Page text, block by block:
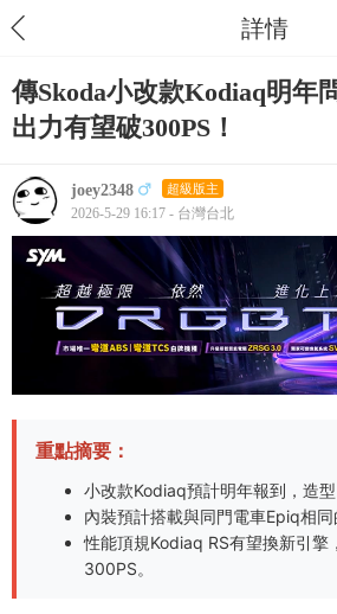
詳情
傳Skoda小改款Kodiaq明年
出力有望破300PS！
joey2348 超級版主
2026-5-29 16:17 - 台灣台北
重點摘要：
小改款Kodiaq預計明年報到，造型
內裝預計搭載與同門電車Epiq相同
性能頂規Kodiaq RS有望換新引擎
300PS。